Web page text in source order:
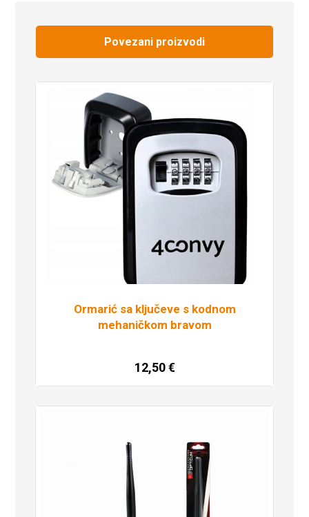
Povezani proizvodi
Ormarić sa ključeve s kodnom
mehaničkom bravom
12,50€
Dodaj u košaricu